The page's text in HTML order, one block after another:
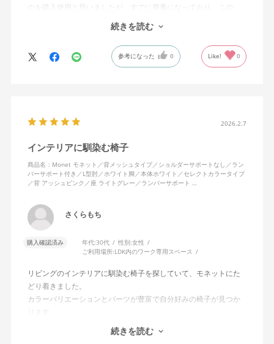
のを購入使用と思いましたが、すでに廃番になっており、この
MonEtを購入しました。やや固めの椅子ですが、使っているうち
になじんでくるのではと思っています。フローリング床で使って
いますが、ややキャスターがよく動きすぎるのが難点でしょう
か。
続きを読む
参考になった 0 Like! 0
2026.2.7
インテリアに馴染む椅子
商品名：Monet モネット／背メッシュタイプ／ショルダーサポートなし／ラン
バーサポート付き／L型肘／ホワイト脚／本体ホワイト／セレクトカラータイプ
／背 アッシュピンク／座 ライトグレー／ランバーサポート …
さくらもち
購入確認済み 年代:30代 性別:女性
ご利用場所:LDK内のワーク専用スペース
リビングのインテリアに馴染む椅子を探していて、モネットにた
どり着きました。
カラーバリエーションとパーツが豊富で自分好みの椅子が見つか
オフィスチェアにしては比較的コンパクトで家に置くのに最適で
した、座り心地も良く大変気に入っています。
続きを読む